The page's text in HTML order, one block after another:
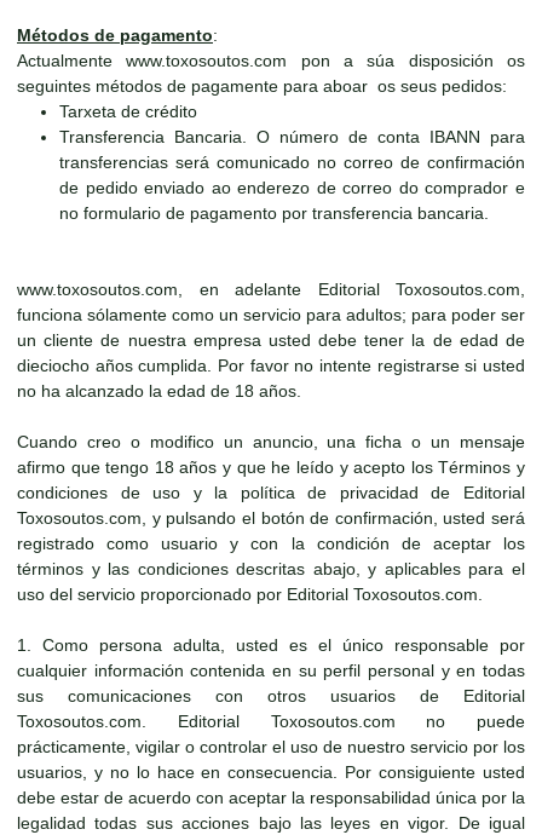
Métodos de pagamento:
Actualmente www.toxosoutos.com pon a súa disposición os
seguintes métodos de pagamente para aboar os seus pedidos:
Tarxeta de crédito
Transferencia Bancaria. O número de conta IBANN para
transferencias será comunicado no correo de confirmación
de pedido enviado ao enderezo de correo do comprador e
no formulario de pagamento por transferencia bancaria.
www.toxosoutos.com, en adelante Editorial Toxosoutos.com,
funciona sólamente como un servicio para adultos; para poder ser
un cliente de nuestra empresa usted debe tener la de edad de
dieciocho años cumplida. Por favor no intente registrarse si usted
no ha alcanzado la edad de 18 años.
Cuando creo o modifico un anuncio, una ficha o un mensaje
afirmo que tengo 18 años y que he leído y acepto los Términos y
condiciones de uso y la política de privacidad de Editorial
Toxosoutos.com, y pulsando el botón de confirmación, usted será
registrado como usuario y con la condición de aceptar los
términos y las condiciones descritas abajo, y aplicables para el
uso del servicio proporcionado por Editorial Toxosoutos.com.
1. Como persona adulta, usted es el único responsable por
cualquier información contenida en su perfil personal y en todas
sus comunicaciones con otros usuarios de Editorial
Toxosoutos.com. Editorial Toxosoutos.com no puede
prácticamente, vigilar o controlar el uso de nuestro servicio por los
usuarios, y no lo hace en consecuencia. Por consiguiente usted
debe estar de acuerdo con aceptar la responsabilidad única por la
legalidad todas sus acciones bajo las leyes en vigor. De igual